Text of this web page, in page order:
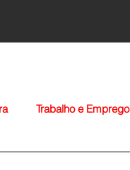
Trabalho e Emprego